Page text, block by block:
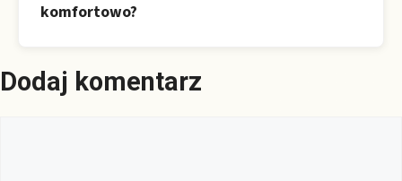
komfortowo?
Dodaj komentarz